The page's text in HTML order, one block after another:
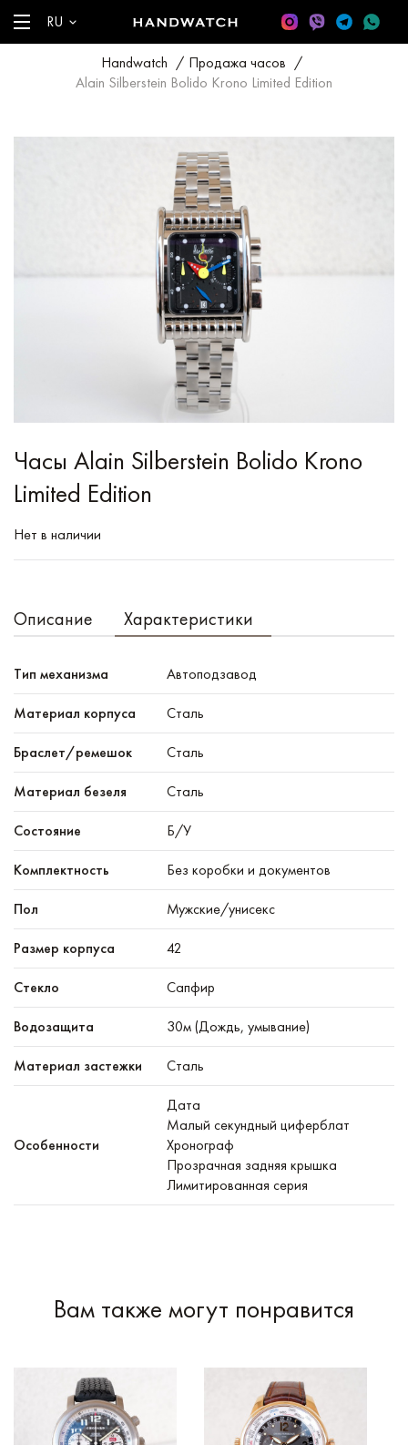
RU
Handwatch / Продажа часов /
Alain Silberstein Bolido Krono Limited Edition
Часы Alain Silberstein Bolido Krono
Limited Edition
Нет в наличии
Описание Характеристики
Тип механизма Автоподзавод
Материал корпуса Сталь
Браслет/ремешок Сталь
Материал безеля Сталь
Состояние Б/У
Комплектность Без коробки и документов
Пол Мужские/унисекс
Размер корпуса 42
Стекло Сапфир
Водозащита 30м (Дождь, умывание)
Материал застежки Сталь
Особенности
Дата
Малый секундный циферблат
Хронограф
Прозрачная задняя крышка
Лимитированная серия
Вам также могут понравится